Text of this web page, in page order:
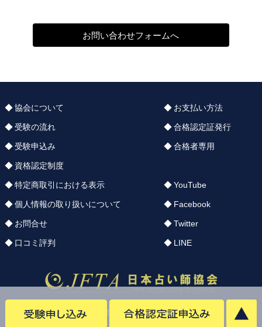
お問い合わせフォームへ
協会について
受験の流れ
受験申込み
資格認定制度
お支払い方法
合格認定証発行
合格者専用
特定商取引における表示
個人情報の取り扱いについて
お問合せ
口コミ評判
YouTube
Facebook
Twitter
LINE
Copyright © uranai.org.design